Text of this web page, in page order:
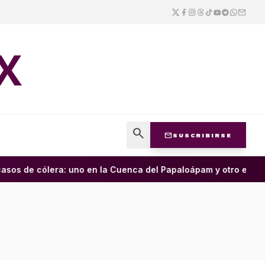
search mail SUSCRIBIRSE
de cólera: uno en la Cuenca del Papaloápam y otro en la